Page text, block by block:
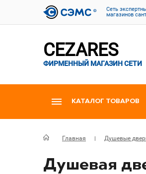
Cеть
магазинов
CEZARES
ФИРМЕННЫЙ МАГАЗИН СЕТИ
КАТАЛОГ ТОВАРОВ
Главная Душевые
Душевая